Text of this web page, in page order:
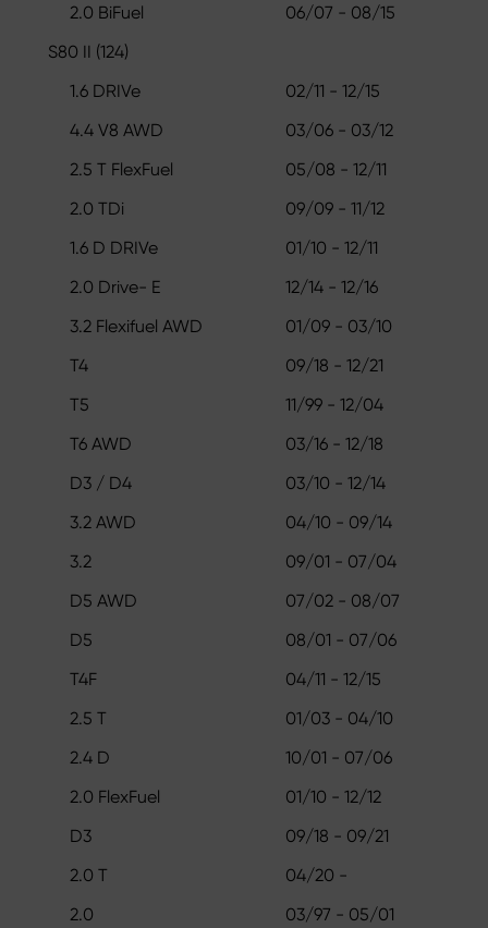
2.0 BiFuel
06/07 - 08/15
S80 II (124)
1.6 DRIVe
02/11 - 12/15
4.4 V8 AWD
03/06 - 03/12
2.5 T FlexFuel
05/08 - 12/11
2.0 TDi
09/09 - 11/12
1.6 D DRIVe
01/10 - 12/11
2.0 Drive- E
12/14 - 12/16
3.2 Flexifuel AWD
01/09 - 03/10
T4
09/18 - 12/21
T5
11/99 - 12/04
T6 AWD
03/16 - 12/18
D3 / D4
03/10 - 12/14
3.2 AWD
04/10 - 09/14
3.2
09/01 - 07/04
D5 AWD
07/02 - 08/07
D5
08/01 - 07/06
T4F
04/11 - 12/15
2.5 T
01/03 - 04/10
2.4 D
10/01 - 07/06
2.0 FlexFuel
01/10 - 12/12
D3
09/18 - 09/21
2.0 T
04/20 -
2.0
03/97 - 05/01